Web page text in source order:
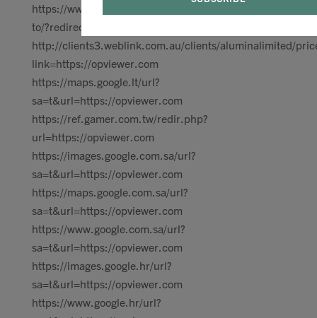
https://www.vwwatercooled.com.au/forums/redirect-
to/?redirect=https://https://opviewer.com
http://clients3.weblink.com.au/clients/aluminalimited/
link=https://opviewer.com
https://maps.google.lt/url?
sa=t&url=https://opviewer.com
https://ref.gamer.com.tw/redir.php?
url=https://opviewer.com
https://images.google.com.sa/url?
sa=t&url=https://opviewer.com
https://maps.google.com.sa/url?
sa=t&url=https://opviewer.com
https://www.google.com.sa/url?
sa=t&url=https://opviewer.com
https://images.google.hr/url?
sa=t&url=https://opviewer.com
https://www.google.hr/url?